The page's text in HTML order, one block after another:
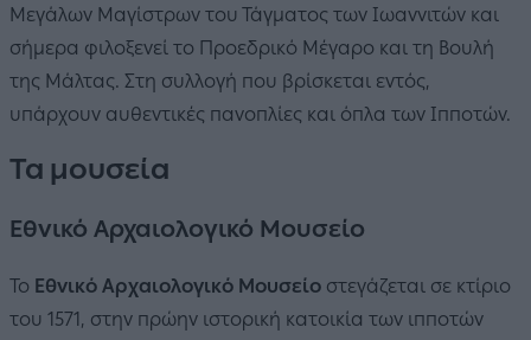
Μεγάλων Μαγίστρων του Τάγματος των Ιωαννιτών και
σήμερα φιλοξενεί το Προεδρικό Μέγαρο και τη Βουλή
της Μάλτας. Στη συλλογή που βρίσκεται εντός,
υπάρχουν αυθεντικές πανοπλίες και όπλα των Ιπποτών.
Τα μουσεία
Εθνικό Αρχαιολογικό Μουσείο
Το Εθνικό Αρχαιολογικό Μουσείο στεγάζεται σε κτίριο
του 1571, στην πρώην ιστορική κατοικία των ιπποτών